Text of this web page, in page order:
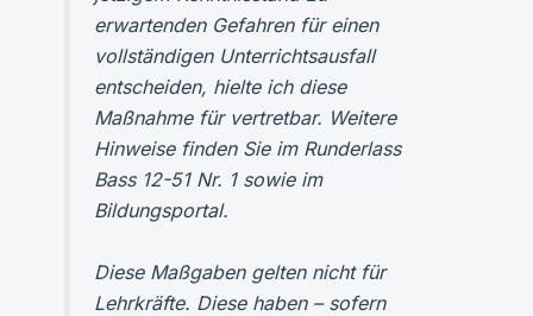
erwartenden Gefahren für einen
vollständigen Unterrichtsausfall
entscheiden, hielte ich diese
Maßnahme für vertretbar. Weitere
Hinweise finden Sie im Runderlass
Bass 12-51 Nr. 1 sowie im
Bildungsportal.
Diese Maßgaben gelten nicht für
Lehrkräfte. Diese haben – sofern